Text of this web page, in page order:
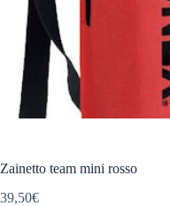
Zainetto team mini rosso
39,50€